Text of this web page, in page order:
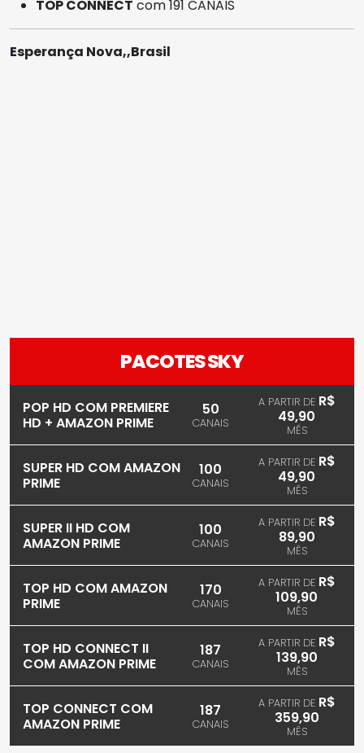
TOP CONNECT com 191 CANAIS
Esperança Nova,,Brasil
PACOTES SKY
POP HD COM PREMIERE
HD + AMAZON PRIME
50
CANAIS
A PARTIR DE R$
49,90
MÊS
SUPER HD COM AMAZON
PRIME
100
CANAIS
A PARTIR DE R$
49,90
MÊS
SUPER II HD COM
AMAZON PRIME
100
CANAIS
A PARTIR DE R$
89,90
MÊS
TOP HD COM AMAZON
PRIME
170
CANAIS
A PARTIR DE R$
109,90
MÊS
TOP HD CONNECT II
COM AMAZON PRIME
187
CANAIS
A PARTIR DE R$
139,90
MÊS
TOP CONNECT COM
AMAZON PRIME
187
CANAIS
A PARTIR DE R$
359,90
MÊS